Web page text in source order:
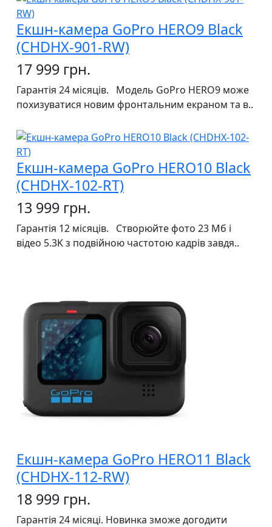
Екшн-камера GoPro HERO9 Black
(CHDHX-901-RW)
17 999 грн.
Гарантія 24 місяців. Модель GoPro HERO9 може
похизуватися новим фронтальним екраном та в..
Екшн-камера GoPro HERO10 Black
(CHDHX-102-RT)
13 999 грн.
Гарантія 12 місяців. Створюйте фото 23 Мб і
відео 5.3K з подвійною частотою кадрів завдя..
Екшн-камера GoPro HERO11 Black
(CHDHX-112-RW)
18 999 грн.
Гарантія 24 місяці. Новинка зможе догодити